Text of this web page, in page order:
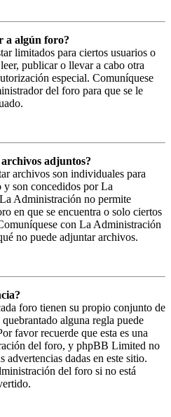
a algún foro?
limitados para ciertos usuarios o
publicar o llevar a cabo otra
especial. Comuníquese
del foro para que se le
adjuntos?
archivos son individuales para
son concedidos por La
Administración no permite
en que se encuentra o solo ciertos
con La Administración
no puede adjuntar archivos.
foro tienen su propio conjunto de
alguna regla puede
favor recuerde que esta es una
del foro, y phpBB Limited no
advertencias dadas en este sitio.
del foro si no está